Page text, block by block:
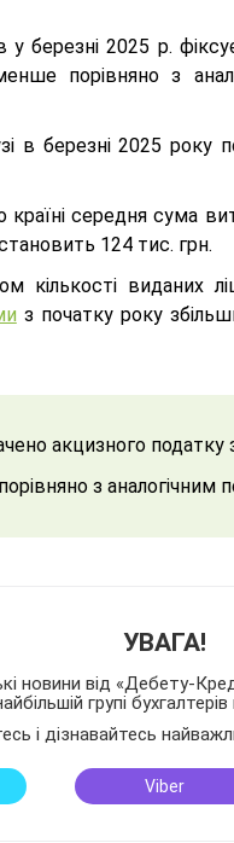
у березні 2025 р.
порівняно з
в березні 2025
країні середня сума
124 тис. грн.
виданих
з початку року
акцизного
з аналогічним
УВАГА!
новини від «Дебету-
групі
і дізнавайтесь
Viber